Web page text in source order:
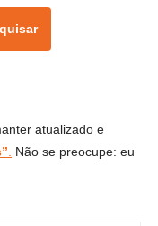
atualizado e
Não se preocupe: eu